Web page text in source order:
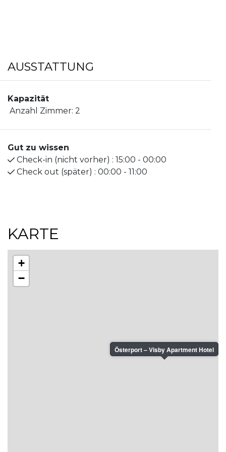
Bitte beachten Sie, dass wir für alle Gäste eine
Altersgrenze von 23 Jahren festlegen, mit
reisen.
AUSSTATTUNG
Kapazität
Anzahl Zimmer: 2
Gut zu wissen
Check-in (nicht vorher) : 15:00 - 00:00
Check out (später) : 00:00 - 11:00
KARTE
Österport – Visby Apartment Hotel
+
−